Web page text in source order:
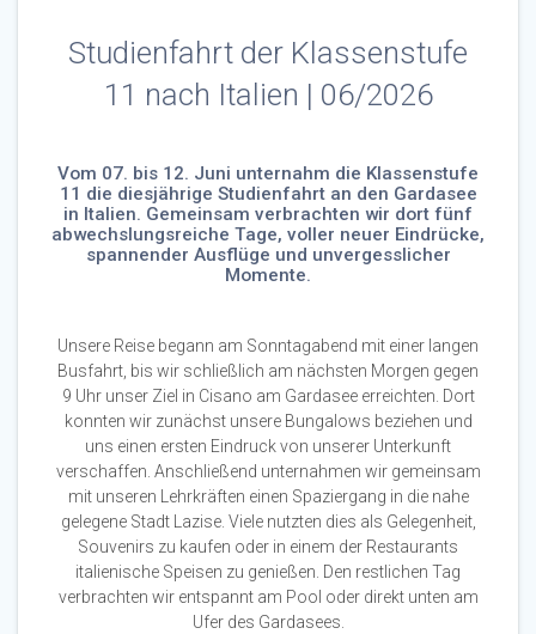
Studienfahrt der Klassenstufe
11 nach Italien | 06/2026
Vom 07. bis 12. Juni unternahm die Klassenstufe
11 die diesjährige Studienfahrt an den Gardasee
in Italien. Gemeinsam verbrachten wir dort fünf
abwechslungsreiche Tage, voller neuer Eindrücke,
spannender Ausflüge und unvergesslicher
Momente.
Unsere Reise begann am Sonntagabend mit einer langen
Busfahrt, bis wir schließlich am nächsten Morgen gegen
9 Uhr unser Ziel in Cisano am Gardasee erreichten. Dort
konnten wir zunächst unsere Bungalows beziehen und
uns einen ersten Eindruck von unserer Unterkunft
verschaffen. Anschließend unternahmen wir gemeinsam
mit unseren Lehrkräften einen Spaziergang in die nahe
gelegene Stadt Lazise. Viele nutzten dies als Gelegenheit,
Souvenirs zu kaufen oder in einem der Restaurants
italienische Speisen zu genießen. Den restlichen Tag
verbrachten wir entspannt am Pool oder direkt unten am
Ufer des Gardasees.